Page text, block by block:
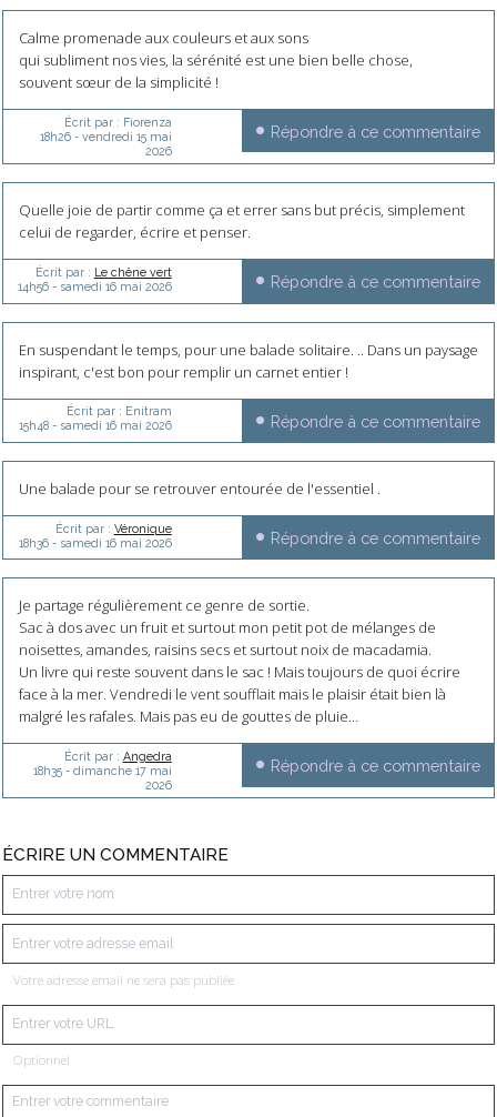
Calme promenade aux couleurs et aux sons
qui subliment nos vies, la sérénité est une bien belle chose,
souvent sœur de la simplicité !
Écrit par : Fiorenza
18h26- vendredi 15 mai
2026
Répondre à ce commentaire
Quelle joie de partir comme ça et errer sans but précis, simplement
celui de regarder, écrire et penser.
Écrit par : Le chêne vert
14h56- samedi 16 mai 2026 Répondre à ce commentaire
En suspendant le temps, pour une balade solitaire. .. Dans un paysage
inspirant, c'est bon pour remplir un carnet entier !
Écrit par : Enitram
15h48- samedi 16 mai 2026 Répondre à ce commentaire
Une balade pour se retrouver entourée de l'essentiel .
Écrit par : Véronique
18h36- samedi 16 mai 2026 Répondre à ce commentaire
Je partage régulièrement ce genre de sortie.
Sac à dos avec un fruit et surtout mon petit pot de mélanges de
noisettes, amandes, raisins secs et surtout noix de macadamia.
Un livre qui reste souvent dans le sac ! Mais toujours de quoi écrire
face à la mer. Vendredi le vent soufflait mais le plaisir était bien là
malgré les rafales. Mais pas eu de gouttes de pluie…
Écrit par : Angedra
18h35- dimanche 17 mai
2026
Répondre à ce commentaire
ÉCRIRE UN COMMENTAIRE
Votre adresse email ne sera pas publiée
Optionnel